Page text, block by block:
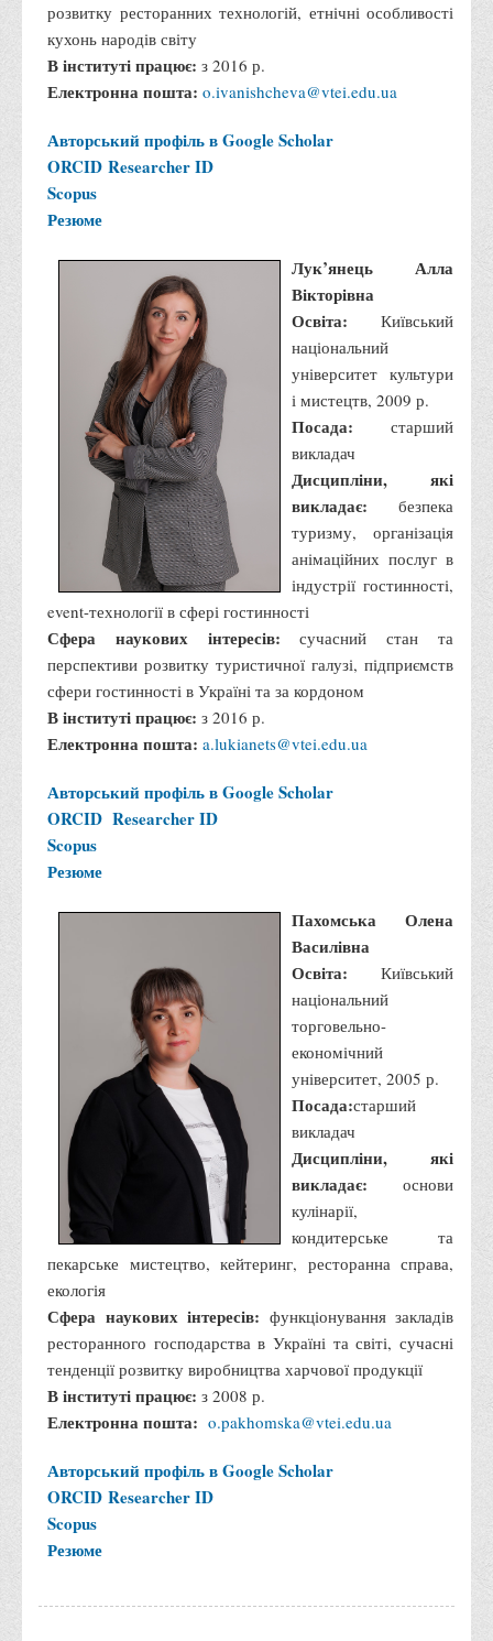
розвитку ресторанних технологій, етнічні особливості
кухонь народів світу
В інституті працює: з 2016 р.
Електронна пошта: o.ivanishcheva@vtei.edu.ua
Авторський профіль в Google Scholar
ORCID Researcher ID
Scopus
Резюме
Лук’янець Алла
Вікторівна
Освіта: Київський
національний
університет культури
і мистецтв, 2009 р.
Посада: старший
викладач
Дисципліни, які
викладає: безпека
туризму, організація
анімаційних послуг в
індустрії гостинності,
event-технології в сфері гостинності
Сфера наукових інтересів:сучасний стан та
перспективи розвитку туристичної галузі, підприємств
сфери гостинності в Україні та за кордоном
В інституті працює: з 2016 р.
Електронна пошта: a.lukianets@vtei.edu.ua
Авторський профіль в Google Scholar
ORCID Researcher ID
Scopus
Резюме
Пахомська Олена
Василівна
Освіта: Київський
національний
торговельно-
економічний
університет, 2005 р.
Посада:старший
викладач
Дисципліни, які
викладає: основи
кулінарії,
кондитерське та
пекарське мистецтво, кейтеринг, ресторанна справа,
екологія
Сфера наукових інтересів: функціонування закладів
ресторанного господарства в Україні та світі, сучасні
тенденції розвитку виробництва харчової продукції
В інституті працює: з 2008 р.
Електронна пошта: o.pakhomska@vtei.edu.ua
Авторський профіль в Google Scholar
ORCID Researcher ID
Scopus
Резюме